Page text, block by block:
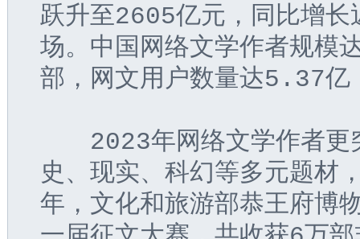
跃升至2605亿元，同比增
场。中国网络文学作者规模
部，网文用户数量达5.37亿
2023年网络文学作者更
史、现实、科幻等多元题材
年，文化和旅游部恭王府博